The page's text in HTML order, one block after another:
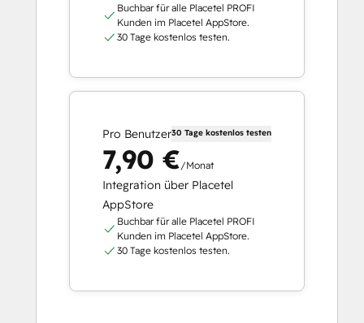
Buchbar für alle Placetel PROFI
Kunden im Placetel AppStore.
30 Tage kostenlos testen.
Pro Benutzer30 Tage kostenlos testen
7,90 €/Monat
Integration über Placetel
AppStore
Buchbar für alle Placetel PROFI
Kunden im Placetel AppStore.
30 Tage kostenlos testen.